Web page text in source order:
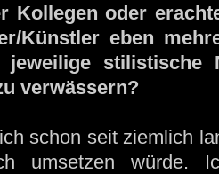
Kollegen oder
Künstler eben
stilistische
verwässern?
schon seit ziemlich
umsetzen